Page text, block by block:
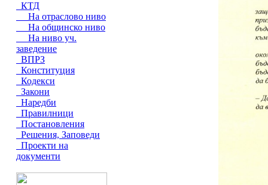
КТД
На отраслово ниво
На общинско ниво
На ниво уч.
заведение
ВПРЗ
Конституция
Кодекси
Закони
Наредби
Правилници
Постановления
Решения, Заповеди
Проекти на
документи